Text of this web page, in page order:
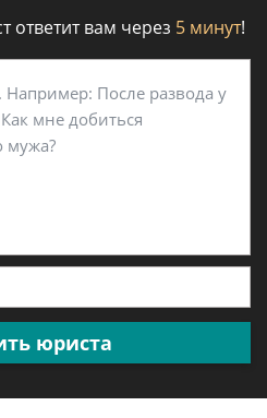
ответит вам через 5 минут!
юриста